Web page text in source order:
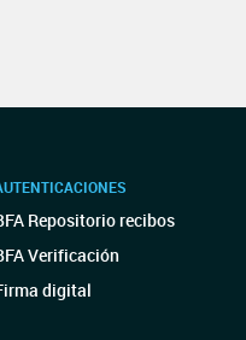
Repositorio recibos
Verificación
digital